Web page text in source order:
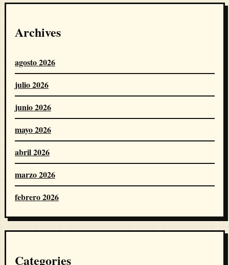
Archives
agosto 2026
julio 2026
junio 2026
mayo 2026
abril 2026
marzo 2026
febrero 2026
Categories